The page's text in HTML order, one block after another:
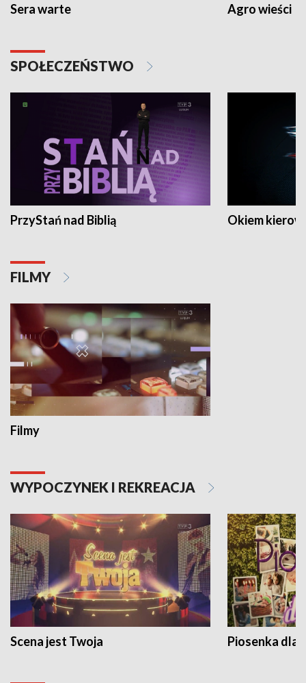
Sera warte Agro wieści
SPOŁECZEŃSTWO
PrzyStań nad Biblią Okiem
FILMY
Filmy
WYPOCZYNEK I REKREACJA
Scena jest Twoja Piosenka dla